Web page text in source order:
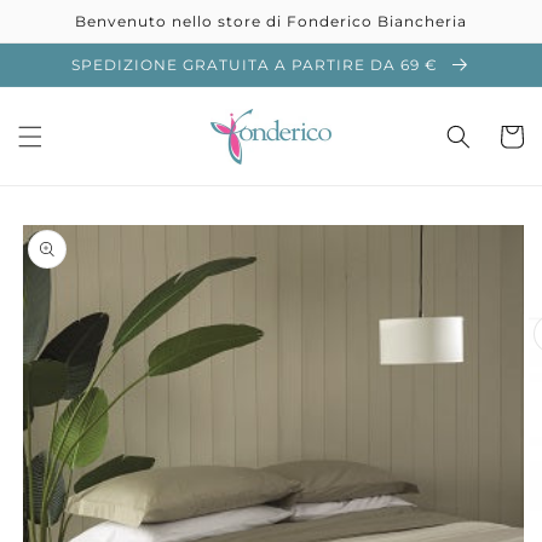
direttamente
ai contenuti
Benvenuto nello store di Fonderico Biancheria
SPEDIZIONE GRATUITA A PARTIRE DA 69 €
Passa alle
informazioni
sul prodotto